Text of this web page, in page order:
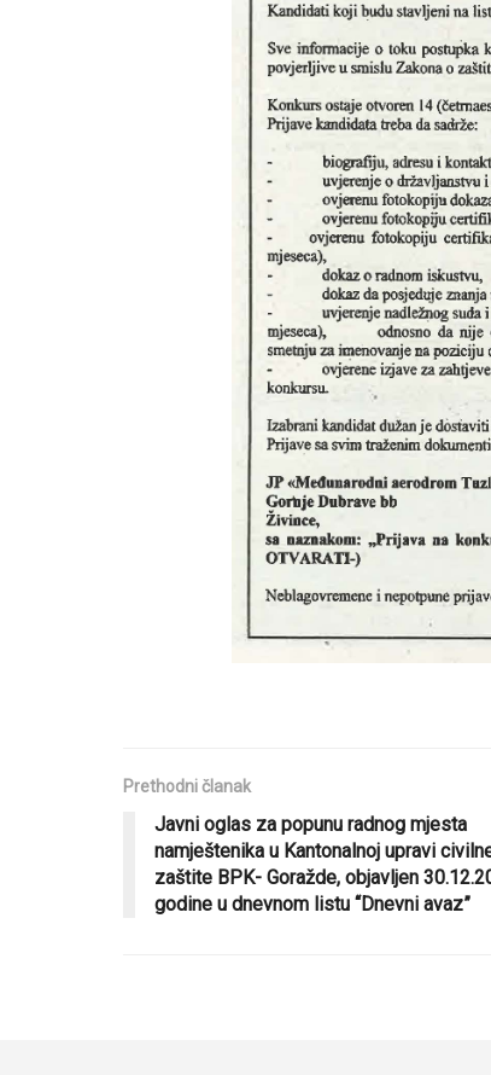
Prethodni članak
Javni oglas za popunu radnog mjesta
namještenika u Kantonalnoj upravi
zaštite BPK- Goražde, objavljen
godine u dnevnom listu “Dnevni avaz”